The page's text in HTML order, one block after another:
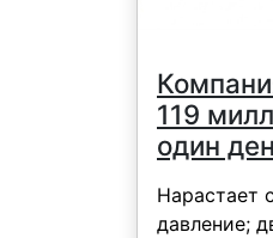
119
один
Нарастает
давление;